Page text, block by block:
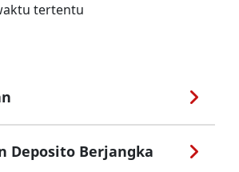
tertentu
Deposito Berjangka